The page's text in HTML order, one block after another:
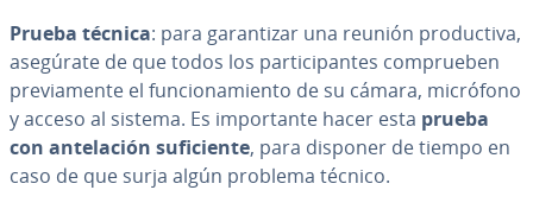
Prueba técnica: para ga­ra­n­ti­zar una reunión pro­du­c­ti­va,
asegúrate de que todos los pa­r­ti­ci­pa­n­tes co­m­prue­ben
pre­via­me­n­te el fu­n­cio­na­mie­n­to de su cámara, micrófono
y acceso al sistema. Es im­po­r­ta­n­te hacer esta prueba
con an­te­la­ción su­fi­cie­n­te, para disponer de tiempo en
caso de que surja algún problema técnico.